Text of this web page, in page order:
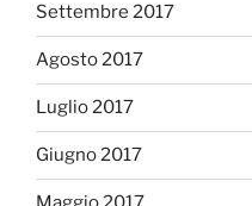
Settembre 2017
Agosto 2017
Luglio 2017
Giugno 2017